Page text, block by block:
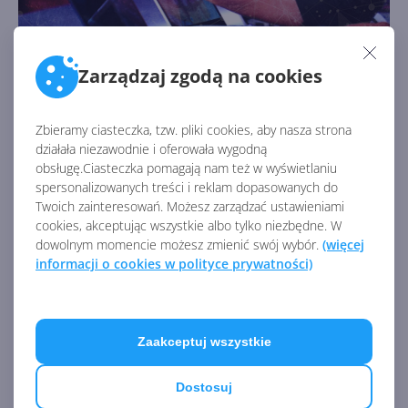
Zarządzaj zgodą na cookies
Zbieramy ciasteczka, tzw. pliki cookies, aby nasza strona
działała niezawodnie i oferowała wygodną
obsługę.Ciasteczka pomagają nam też w wyświetlaniu
spersonalizowanych treści i reklam dopasowanych do
Twoich zainteresowań. Możesz zarządzać ustawieniami
cookies, akceptując wszystkie albo tylko niezbędne. W
dowolnym momencie możesz zmienić swój wybór. (więcej
informacji o cookies w polityce prywatności)
Dostosuj
Zaakceptuj wszystkie
Aparat fotograficzny
Autor: Robert ŻuberOpublikowano:15.02.2008, 00:00
Liczba odsłon:
Podłączony przez USB do komputera aparat cyfrowy
działający w trybie DRC pozwala jedynie na szybkie
zgrywanie zdjęć, gdyż wykrywana jest jedynie karta
pamięci, na której zapisywane są wykonane fotografie
oraz filmy.